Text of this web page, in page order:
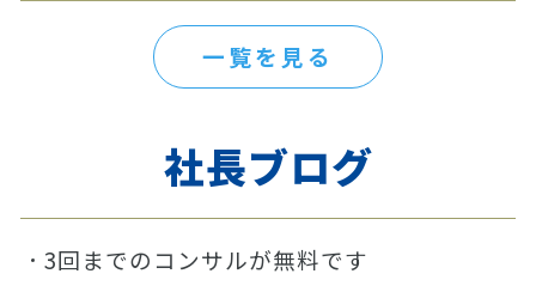
一覧を見る
社長ブログ
3回までのコンサルが無料です